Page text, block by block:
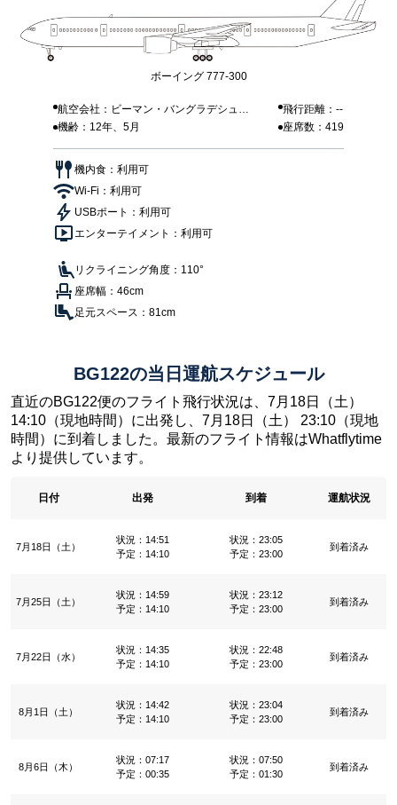
ボーイング 777-300
航空会社：ビーマン・バングラデシュ航
空
飛行距離：--
機齢：12年、5月
座席数：419
機内食：利用可
Wi-Fi：利用可
USBポート：利用可
エンターテイメント：利用可
リクライニング角度：110°
座席幅：46cm
足元スペース：81cm
BG122の当日運航スケジュール
直近のBG122便のフライト飛行状況は、7月18日（土）
14:10（現地時間）に出発し、7月18日（土） 23:10（現地
時間）に到着しました。最新のフライト情報はWhatflytime
より提供しています。
日付 出発 到着 運航状況
7月18日（土）
状況：14:51
予定：14:10
状況：23:05
予定：23:00
到着済み
7月25日（土）
状況：14:59
予定：14:10
状況：23:12
予定：23:00
到着済み
7月22日（水）
状況：14:35
予定：14:10
状況：22:48
予定：23:00
到着済み
8月1日（土）
状況：14:42
予定：14:10
状況：23:04
予定：23:00
到着済み
8月6日（木）
状況：07:17
予定：00:35
状況：07:50
予定：01:30
到着済み